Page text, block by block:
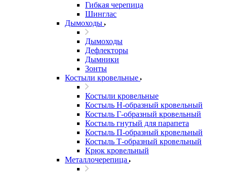
Гибкая черепица
Шинглас
Дымоходы
Дымоходы
Дефлекторы
Дымники
Зонты
Костыли кровельные
Костыли кровельные
Костыль H-образный кровельный
Костыль Г-образный кровельный
Костыль гнутый для парапета
Костыль П-образный кровельный
Костыль Т-образный кровельный
Крюк кровельный
Металлочерепица